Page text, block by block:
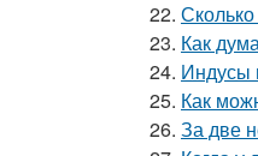
22.
23. Как
24. Индусы
25. Как
26. За две